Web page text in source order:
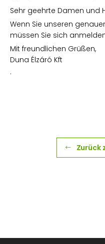
Sehr geehrte Damen und
Wenn Sie unseren
müssen Sie sich
Mit freundlichen Grüßen,
Duna Élzáró Kft
.
Zurück